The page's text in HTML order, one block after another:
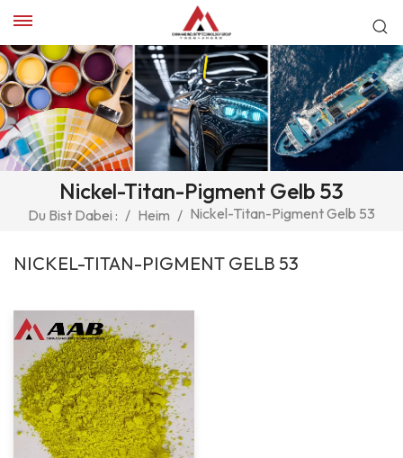
Nickel-Titan-Pigment Gelb 53
Du Bist Dabei : / Heim / Nickel-Titan-Pigment Gelb 53
NICKEL-TITAN-PIGMENT GELB 53